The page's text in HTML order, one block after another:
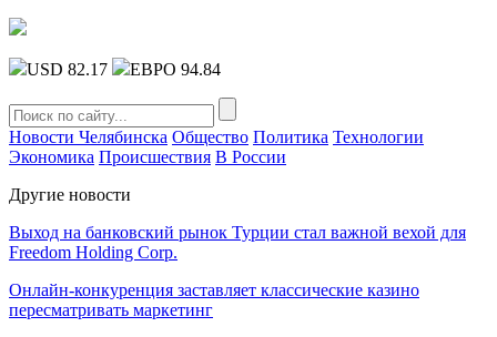
USD 82.17 ЕВРО 94.84
Новости Челябинска Общество Политика Технологии
Экономика Происшествия В России
Другие новости
Выход на банковский рынок Турции стал важной вехой для
Freedom Holding Corp.
Онлайн-конкуренция заставляет классические казино
пересматривать маркетинг